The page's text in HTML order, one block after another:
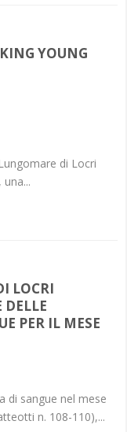
YOUNG
di Locri
LOCRI
DELLE
PER IL MESE
di sangue nel mese
n. 108-110),...